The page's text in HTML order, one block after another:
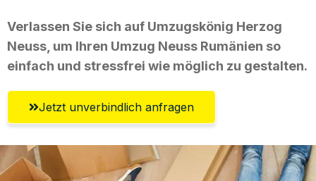
Verlassen Sie sich auf Umzugskönig Herzog
Neuss, um Ihren Umzug Neuss Rumänien so
einfach und stressfrei wie möglich zu gestalten.
Jetzt unverbindlich anfragen